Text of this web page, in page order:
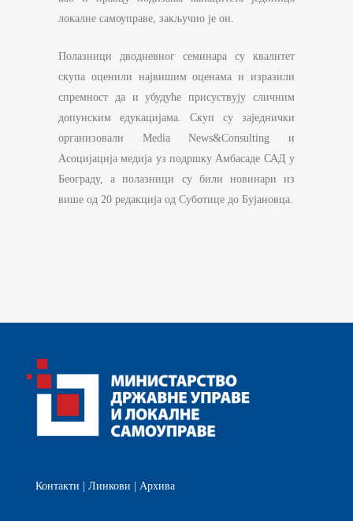
локалне самоуправе, закључио је он.
Полазници дводневног семинара су квалитет
скупа оценили највишим оценама и изразили
спремност да и убудуће присуствују сличним
допунским едукацијама. Скуп су заједнички
организовали Media News&Consulting и
Асоцијација медија уз подршку Амбасаде САД у
Београду, а полазници су били новинари из
више од 20 редакција од Суботице до Бујановца.
Контакти Линкови Архива